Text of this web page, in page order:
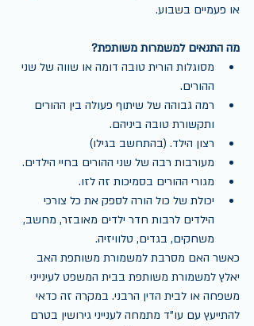
או פעמיים בשבוע.
מה התנאים למשמרות משותפת?
מסוגלות הורית טובה דומה או שווה של שני
ההורים.
רמה גבוהה של שיתוף פעולה בין ההורים
ותקשורת טובה ביניהם.
רצון הילד. (בהתחשב בגילו)
מעורבות רבה של שני ההורים בחיי הילדים.
מגורי ההורים בסמיכות זה לזו.
יכולת של כול הורה לספק את כל צורכי
הילדים לרבות חדר ילדים מאובזר, מחשב,
משחקים, בגדים, טלוויזיה.
כאשר האם מסרבת למשמורת משותפת האב
יאלץ למשמורת משותפת בבית המשפט לעינייני
משפחה או לבית הדין הרבני. במקרה זה כדאי
להתייעץ עם עו"ד מתמחה לענייני גירושין בטרם